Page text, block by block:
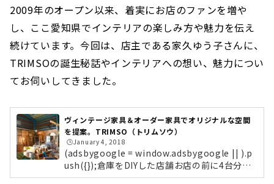
2009年のオープン以来、着実にお店のファンを増や
し、ここ愛知県でインテリアの楽しみ方や魅力を伝え
続けています。今回は、店主である家久ゆう子さんに、
TRIMSOの誕生秘話やインテリアへの想い、魅力につい
てお伺いしてきました。
ヴィンテージ家具＆オーダー家具でオリジナルな空間
を提案。TRIMSO（トリムソウ）
🕒️January 4, 2018
(adsbygoogle = window.adsbygoogle || ).p
ush({});倉庫をDIYした店舗お店の前に4台分の
駐車スペースがあるので、安心して車で行けま